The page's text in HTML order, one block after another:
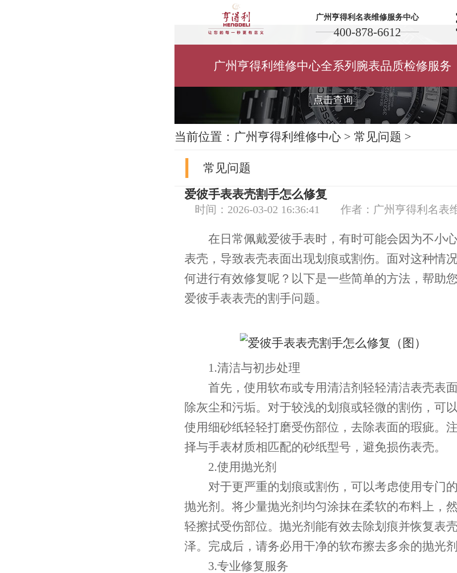
广州亨得利名表维修服务中心
400-878-6612
广州亨得利维修中心全系列腕表品质检修服务
保养维修您的亨得利腕表
点击查询
当前位置： 广州亨得利维修中心 > 常见问题 >
常见问题
爱彼手表表壳割手怎么修复
时间：2026-03-02 16:36:41 作者：广州亨得利名表
在日常佩戴爱彼手表时，有时可能会因为不小
表壳，导致表壳表面出现划痕或割伤。面对这种情
何进行有效修复呢？以下是一些简单的方法，帮助
爱彼手表表壳的割手问题。
1.清洁与初步处理
首先，使用软布或专用清洁剂轻轻清洁表壳表
除灰尘和污垢。对于较浅的划痕或轻微的割伤，可
使用细砂纸轻轻打磨受伤部位，去除表面的瑕疵。
择与手表材质相匹配的砂纸型号，避免损伤表壳。
2.使用抛光剂
对于更严重的划痕或割伤，可以考虑使用专门
抛光剂。将少量抛光剂均匀涂抹在柔软的布料上，
轻擦拭受伤部位。抛光剂能有效去除划痕并恢复表
泽。完成后，请务必用干净的软布擦去多余的抛光剂
3.专业修复服务